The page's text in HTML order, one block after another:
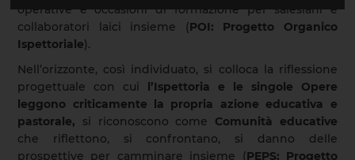
operative e occasioni di formazione per salesiani e
collaboratori laici insieme (POI: Progetto Organico
Ispettoriale).
Nell’orizzonte, così individuato, si colloca la riflessione
progettuale con cui l’Ispettoria e le singole Opere
leggono criticamente la propria azione educativa e
pastorale, si riconoscono come Comunità educative
che riflettono, si confrontano, si danno delle
prospettive per camminare insieme (PEPS: Progetto